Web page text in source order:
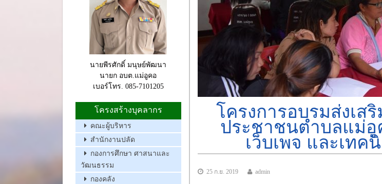
นายพีรศักดิ์ มนุษย์พัฒนา
นายก อบต.แม่อูคอ
เบอร์โทร. 085-7101205
โครงสร้างบุคลากร
คณะผู้บริหาร
สำนักงานปลัด
กองการศึกษา ศาสนาและ
วัฒนธรรม
กองคลัง
โครงการอบรมส่งเส
ประชาชนตำบลแม่อู
เว็บเพจ และเท
25 ก.ย. 2019 admin